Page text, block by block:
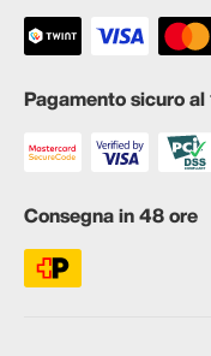
Pagamento sicuro
Consegna in 48 ore